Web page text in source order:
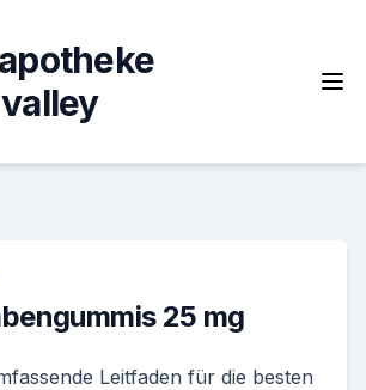
25 mg
Leitfaden für die besten